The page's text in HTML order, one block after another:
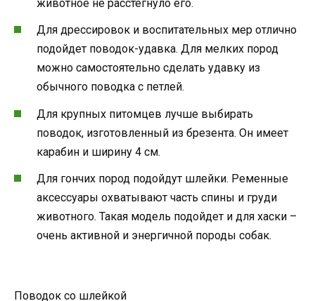
животное не расстегнуло его.
Для дрессировок и воспитательных мер отлично
подойдет поводок-удавка. Для мелких пород
можно самостоятельно сделать удавку из
обычного поводка с петлей.
Для крупных питомцев лучше выбирать
поводок, изготовленный из брезента. Он имеет
карабин и ширину 4 см.
Для гончих пород подойдут шлейки. Ременные
аксессуары охватывают часть спины и груди
животного. Такая модель подойдет и для хаски –
очень активной и энергичной породы собак.
Поводок со шлейкой